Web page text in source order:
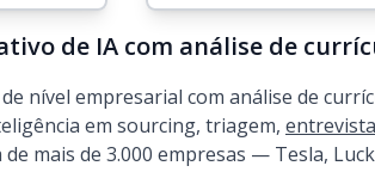
de IA com análise de
nível empresarial com análise de
em sourcing, triagem,
mais de 3.000 empresas — Tesla,